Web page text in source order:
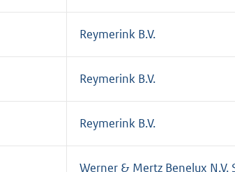
Reymerink B.V.
Reymerink B.V.
Reymerink B.V.
Werner & Mertz Benelux N.V.